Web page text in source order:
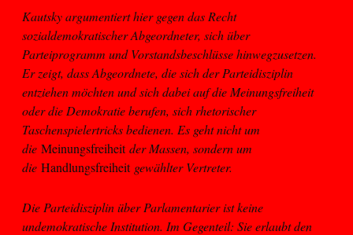
Kautsky argumentiert hier gegen das Recht
sozialdemokratischer Abgeordneter, sich über
Parteiprogramm und Vorstandsbeschlüsse hinwegzusetzen.
Er zeigt, dass Abgeordnete, die sich der Parteidisziplin
entziehen möchten und sich dabei auf die Meinungsfreiheit
oder die Demokratie berufen, sich rhetorischer
Taschenspielertricks bedienen. Es geht nicht um
die Meinungsfreiheitder Massen, sondern um
die Handlungsfreiheitgewählter Vertreter.
Die Parteidisziplin über Parlamentarier ist keine
undemokratische Institution. Im Gegenteil: Sie erlaubt den